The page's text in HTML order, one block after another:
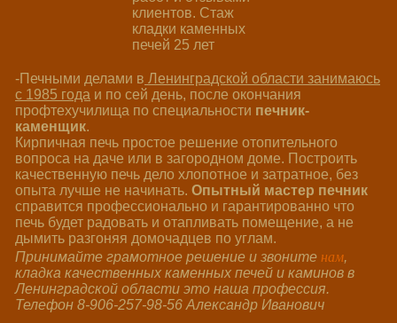
-Печными делами в Ленинградской области занимаюсь
с 1985 года и по сей день, после окончания
профтехучилища по специальности печник-
каменщик.
Кирпичная печь простое решение отопительного
вопроса на даче или в загородном доме. Построить
качественную печь дело хлопотное и затратное, без
опыта лучше не начинать. Опытный мастер печник
справится профессионально и гарантированно что
печь будет радовать и отапливать помещение, а не
дымить разгоняя домочадцев по углам.
Принимайте грамотное решение и звоните нам,
кладка качественных каменных печей и каминов в
Ленинградской области это наша профессия.
Телефон 8-906-257-98-56 Александр Иванович